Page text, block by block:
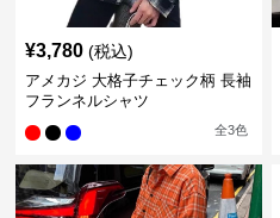
¥3,780 (税込)
アメカジ 大格子チェック柄 長袖
フランネルシャツ
全3色